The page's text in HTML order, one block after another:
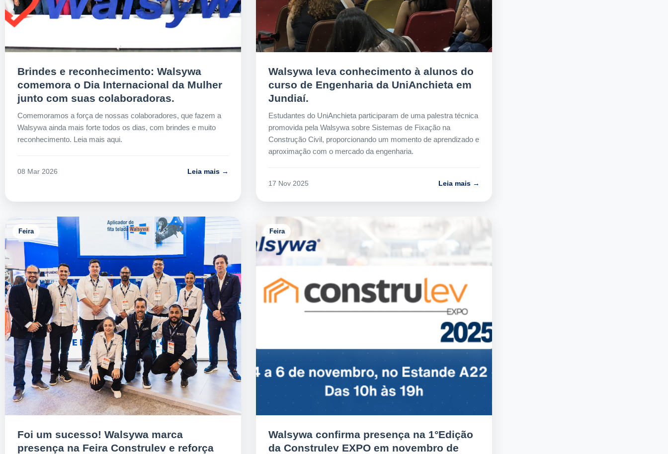
Brindes e reconhecimento: Walsywa
comemora o Dia Internacional da Mulher
junto com suas colaboradoras.
Comemoramos a força de nossas colaboradores, que fazem a
Walsywa ainda mais forte todos os dias, com brindes e muito
reconhecimento. Leia mais aqui.
08 Mar 2026 Leia mais →
Walsywa leva conhecimento à alunos do
curso de Engenharia da UniAnchieta em
Jundiaí.
Estudantes do UniAnchieta participaram de uma palestra técnica
promovida pela Walsywa sobre Sistemas de Fixação na
Construção Civil, proporcionando um momento de aprendizado e
aproximação com o mercado da engenharia.
17 Nov 2025 Leia mais →
Feira
Foi um sucesso! Walsywa marca
presença na Feira Construlev e reforça
Feira
Walsywa confirma presença na 1°Edição
da Construlev EXPO em novembro de